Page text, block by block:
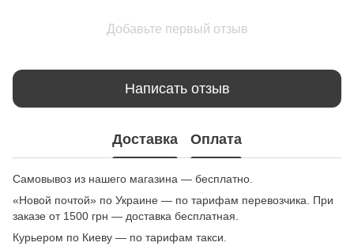
Добавьте первый отзыв
Написать отзыв
Доставка Оплата
Самовывоз из нашего магазина — бесплатно.
«Новой почтой» по Украине — по тарифам перевозчика. При
заказе от 1500 грн — доставка бесплатная.
Курьером по Киеву — по тарифам такси.